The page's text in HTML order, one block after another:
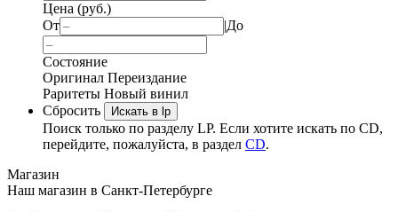
Цена (руб.)
От
|До
Состояние
Оригинал Переиздание
Раритеты Новый винил
Сбросить
Искать в lp
Поиск только по разделу LP. Если хотите искать по CD,
перейдите, пожалуйста, в раздел CD.
Магазин
Наш магазин в Санкт-Петербурге